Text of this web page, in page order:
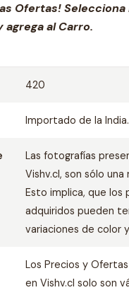
Ofertas! Selecciona
al Carro.
420
Importado de la India.
Las fotografías
Vishv.cl, son sólo una
Esto implica, que los
adquiridos pueden
variaciones de color
Los Precios y
en Vishv.cl solo son